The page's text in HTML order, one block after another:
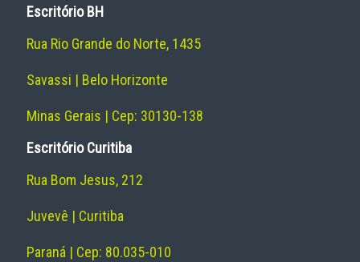
Escritório BH
Rua Rio Grande do Norte, 1435
Savassi | Belo Horizonte
Minas Gerais | Cep: 30130-138
Escritório Curitiba
Rua Bom Jesus, 212
Juvevê | Curitiba
Paraná | Cep: 80.035-010